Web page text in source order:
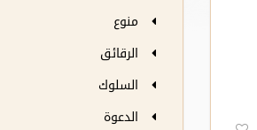
منوع
الرقائق
السلوك
الدعوة